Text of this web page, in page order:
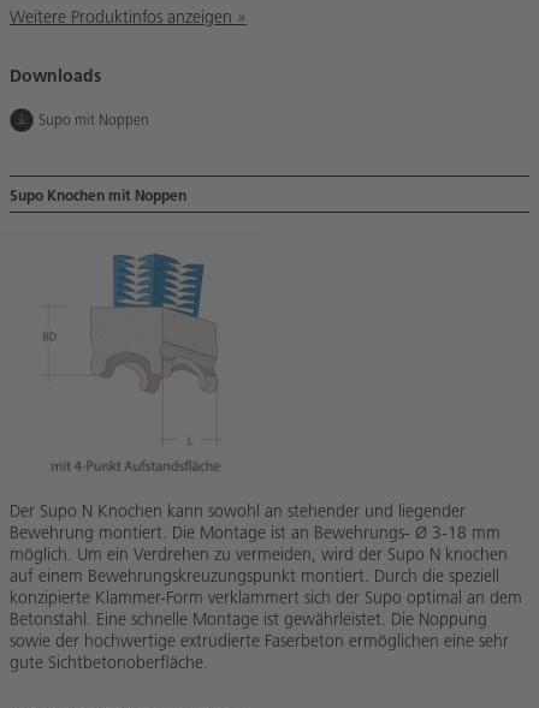
Weitere Produktinfos anzeigen »
Downloads
Supo mit Noppen
Supo Knochen mit Noppen
Der Supo N Knochen kann sowohl an stehender und liegender
Bewehrung montiert. Die Montage ist an Bewehrungs- Ø 3-18 mm
möglich. Um ein Verdrehen zu vermeiden, wird der Supo N knochen
auf einem Bewehrungskreuzungspunkt montiert. Durch die speziell
konzipierte Klammer-Form verklammert sich der Supo optimal an dem
Betonstahl. Eine schnelle Montage ist gewährleistet. Die Noppung
sowie der hochwertige extrudierte Faserbeton ermöglichen eine sehr
gute Sichtbetonoberfläche.